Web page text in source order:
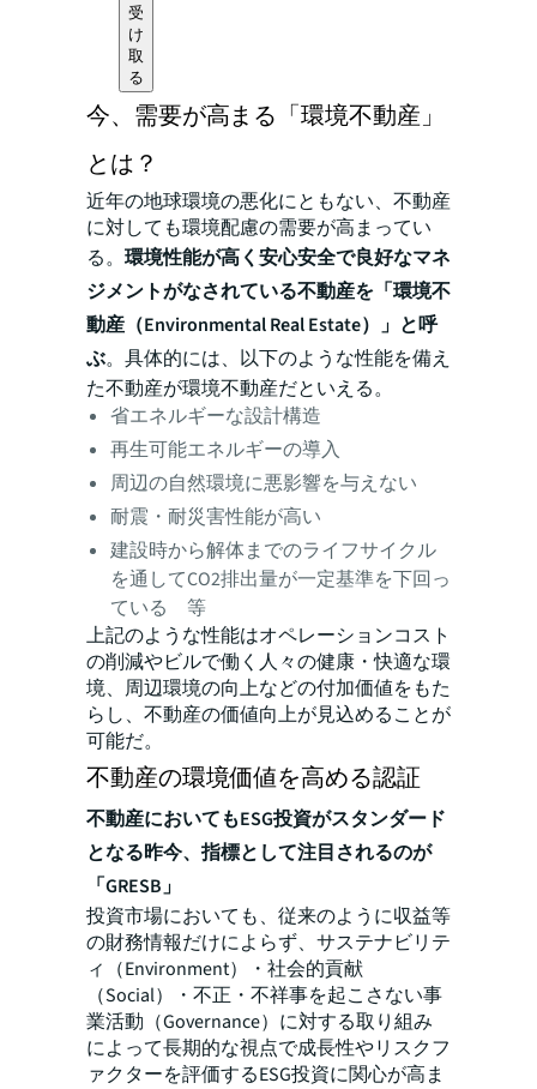
受
け
取
る
今、需要が高まる「環境不動産」
とは？
近年の地球環境の悪化にともない、不動産
に対しても環境配慮の需要が高まってい
る。 環境性能が高く安心安全で良好なマネ
ジメントがなされている不動産を「環境不
動産（Environmental Real Estate）」と呼
ぶ。具体的には、以下のような性能を備え
た不動産が環境不動産だといえる。
省エネルギーな設計構造
再生可能エネルギーの導入
周辺の自然環境に悪影響を与えない
耐震・耐災害性能が高い
建設時から解体までのライフサイクル
を通してCO2排出量が一定基準を下回っ
ている 等
上記のような性能はオペレーションコスト
の削減やビルで働く人々の健康・快適な環
境、周辺環境の向上などの付加価値をもた
らし、不動産の価値向上が見込めることが
可能だ。
不動産の環境価値を高める認証
不動産においてもESG投資がスタンダード
となる昨今、指標として注目されるのが
「GRESB」
投資市場においても、従来のように収益等
の財務情報だけによらず、サステナビリテ
ィ（Environment）・社会的貢献
（Social）・不正・不祥事を起こさない事
業活動（Governance）に対する取り組み
によって長期的な視点で成長性やリスクフ
ァクターを評価するESG投資に関心が高ま